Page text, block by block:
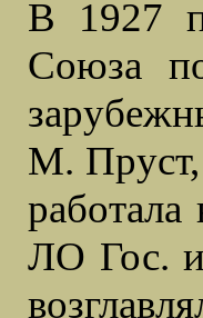
В 1927
Союза
М.
ЛО Гос.